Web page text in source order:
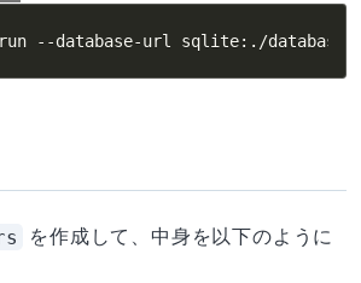
--database-url sqlite:./
を作成して、中身を以下のように